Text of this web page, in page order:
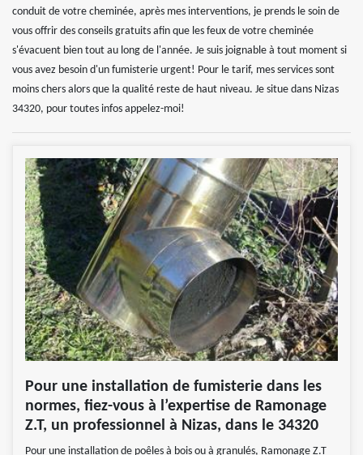
conduit de votre cheminée, après mes interventions, je prends le soin de
vous offrir des conseils gratuits afin que les feux de votre cheminée
s'évacuent bien tout au long de l'année. Je suis joignable à tout moment si
vous avez besoin d'un fumisterie urgent! Pour le tarif, mes services sont
moins chers alors que la qualité reste de haut niveau. Je situe dans Nizas
34320, pour toutes infos appelez-moi!
Pour une installation de fumisterie dans les
normes, fiez-vous à l’expertise de Ramonage
Z.T, un professionnel à Nizas, dans le 34320
Pour une installation de poêles à bois ou à granulés, Ramonage Z.T